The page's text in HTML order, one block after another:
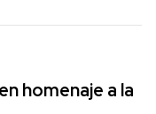
homenaje a la